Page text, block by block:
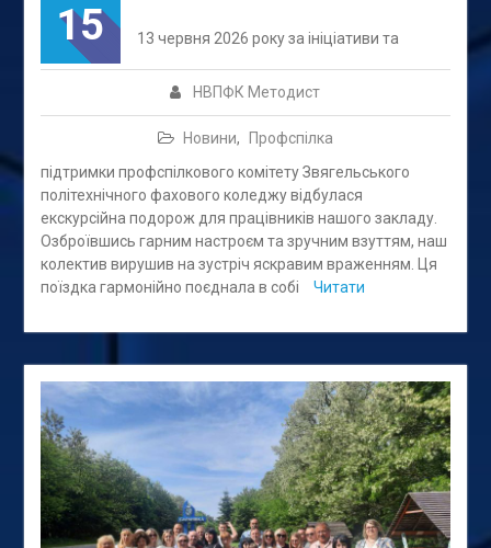
15
НВПФК Методист
Новини, Профспілка
13 червня 2026 року за ініціативи та
підтримки профспілкового комітету Звягельського
політехнічного фахового коледжу відбулася
екскурсійна подорож для працівників нашого закладу.
Озброївшись гарним настроєм та зручним взуттям, наш
колектив вирушив на зустріч яскравим враженням. Ця
поїздка гармонійно поєднала в собі
Читати